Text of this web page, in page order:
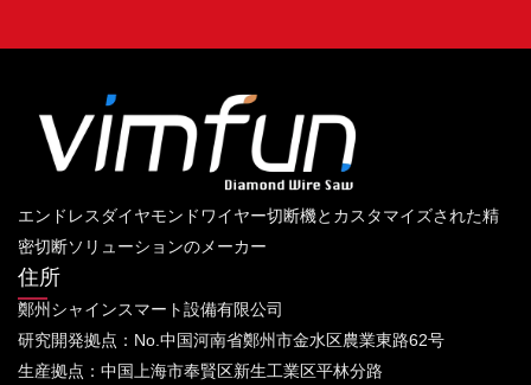
エンドレスダイヤモンドワイヤー切断機とカスタマイズされた精
密切断ソリューションのメーカー
住所
鄭州シャインスマート設備有限公司
研究開発拠点：No.中国河南省鄭州市金水区農業東路62号
生産拠点：中国上海市奉賢区新生工業区平林分路